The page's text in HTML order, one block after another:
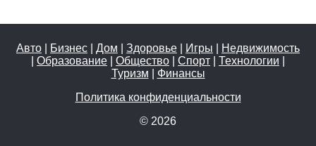
Авто Бизнес Дом Здоровье Игры
Недвижимость
Образование Общество Спорт Технологии
Туризм
Финансы
Политика конфиденциальности
© 2026